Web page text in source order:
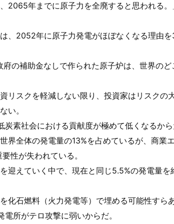
2065年までに原子力を全廃すると思われる。
、2052年に原子力発電がほぼなくなる理由を
府の補助金なしで作られた原子炉は、世界のど
リスクを軽減しない限り、投資家はリスクの
い。
素社会における貢献度が極めて低くなるから
界全体の発電量の13%を占めているが、商業
性が失われている。
迎えていく中で、現在と同じ5.5%の発電量を
化石燃料（火力発電等）で埋める可能性すらあ
所がテロ攻撃に弱いからだ。